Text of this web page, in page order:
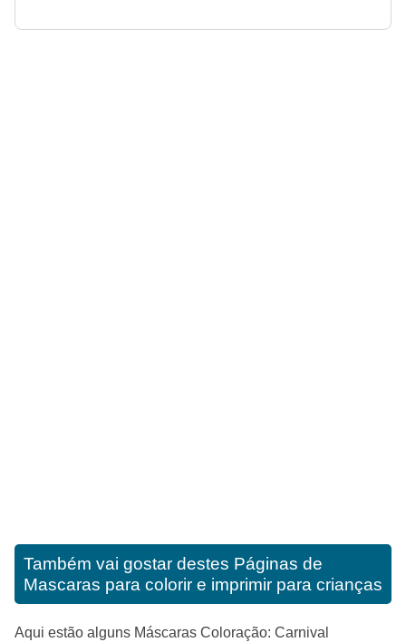
Também vai gostar destes Páginas de
Mascaras para colorir e imprimir para crianças
Aqui estão alguns Máscaras Coloração: Carnival